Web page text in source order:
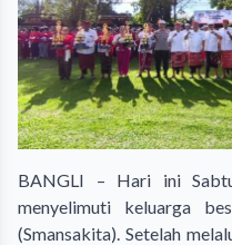
BANGLI – Hari ini
menyelimuti keluarga
(Smansakita). Setelah